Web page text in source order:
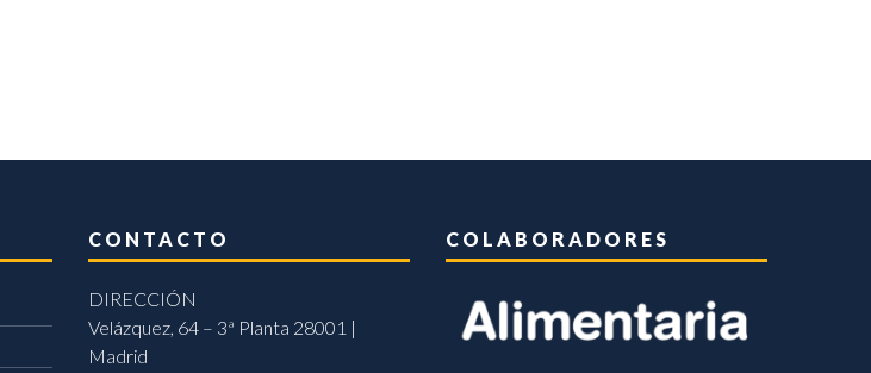
CONTACTO
DIRECCIÓN
Velázquez, 64 – 3ª Planta 28001 |
Madrid
COLABORADORES